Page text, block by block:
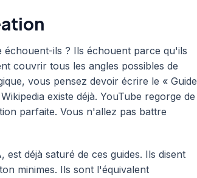
ils ? Ils échouent parce qu'ils
couvrir tous les angles possibles de
vous pensez devoir écrire le « Guide
existe déjà. YouTube regorge de
parfaite. Vous n'allez pas battre
déjà saturé de ces guides. Ils disent
minimes. Ils sont l'équivalent